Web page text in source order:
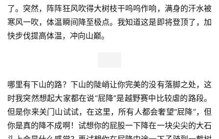
了。突然，阵阵狂风吹得大树枝干呜呜作响，满身的汗水被
寒风一吹，体温瞬间降至极点。我知道这是即将登顶了，加
快步伐提高体温，冲向山巅。
哪里有下山的路？下山的陡峭让你完美的没有落脚之处，这
时我突然想起大家都在说“屁降”是越野赛中比较虐的路段。
但是你来关门山试试，在这里，所有人都会奢望“屁降”，但
你是真的降不成啊！试想你的屁股一下降在一块尖尖的大石